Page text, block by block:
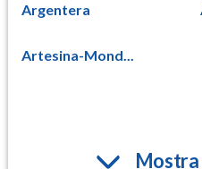
Argentera
Artesina-Mond...
Mostra